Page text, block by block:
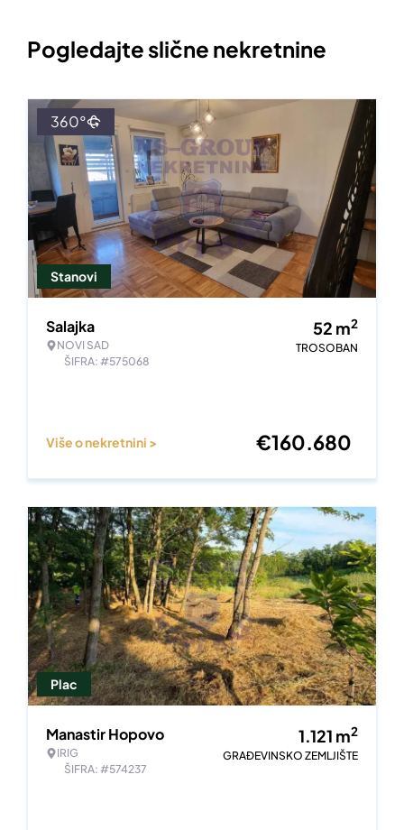
Pogledajte slične nekretnine
Stanovi
360°
Salajka
NOVI SAD
ŠIFRA: #575068
52 m2
TROSOBAN
Više o nekretnini > €160.680
Plac
Manastir Hopovo
IRIG
ŠIFRA: #574237
1.121 m2
GRAĐEVINSKO ZEMLJIŠTE